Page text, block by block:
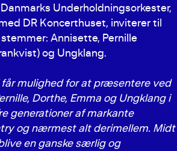
Underholdningsorkester,
DR Koncerthuset, inviterer til
Annisette, Pernille
og Ungklang.
mulighed for at præsentere ved
Dorthe, Emma og Ungklang i
generationer af markante
og nærmest alt derimellem. Midt
en ganske særlig og